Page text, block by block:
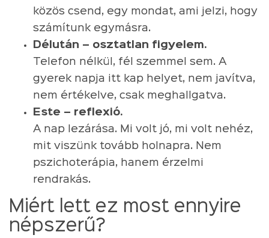
közös csend, egy mondat, ami jelzi, hogy
számítunk egymásra.
Délután – osztatlan figyelem.
Telefon nélkül, fél szemmel sem. A
gyerek napja itt kap helyet, nem javítva,
nem értékelve, csak meghallgatva.
Este – reflexió.
A nap lezárása. Mi volt jó, mi volt nehéz,
mit viszünk tovább holnapra. Nem
pszichoterápia, hanem érzelmi
rendrakás.
Miért lett ez most ennyire
népszerű?